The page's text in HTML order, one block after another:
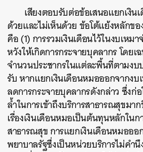
เสียงตอบรับต่อข้อเสนอแยกเงิ
ด้วยและไม่เห็นด้วย ข้อโต้แย้งหลักข
คือ (1) การรวมเงินเดือนไว้ในงบเหม
หวังให้เกิดการกระจายบุคลากร โดย
จำนวนประชากรในแต่ละพื้นที่ตามง
รับ หากแยกเงินเดือนหมอออกจากงบ
ลดการกระจายบุคลากรดังกล่าว ซึ่งก่
ล้ำในการเข้าถึงบริการสาธารณสุขม
เรื่องเงินเดือนหมอเป็นต้นทุนหลักในก
สาธารณสุข การแยกเงินเดือนหมอออ
พยาบาลรัฐซึ่งเป็นหน่วยบริการไม่คำ